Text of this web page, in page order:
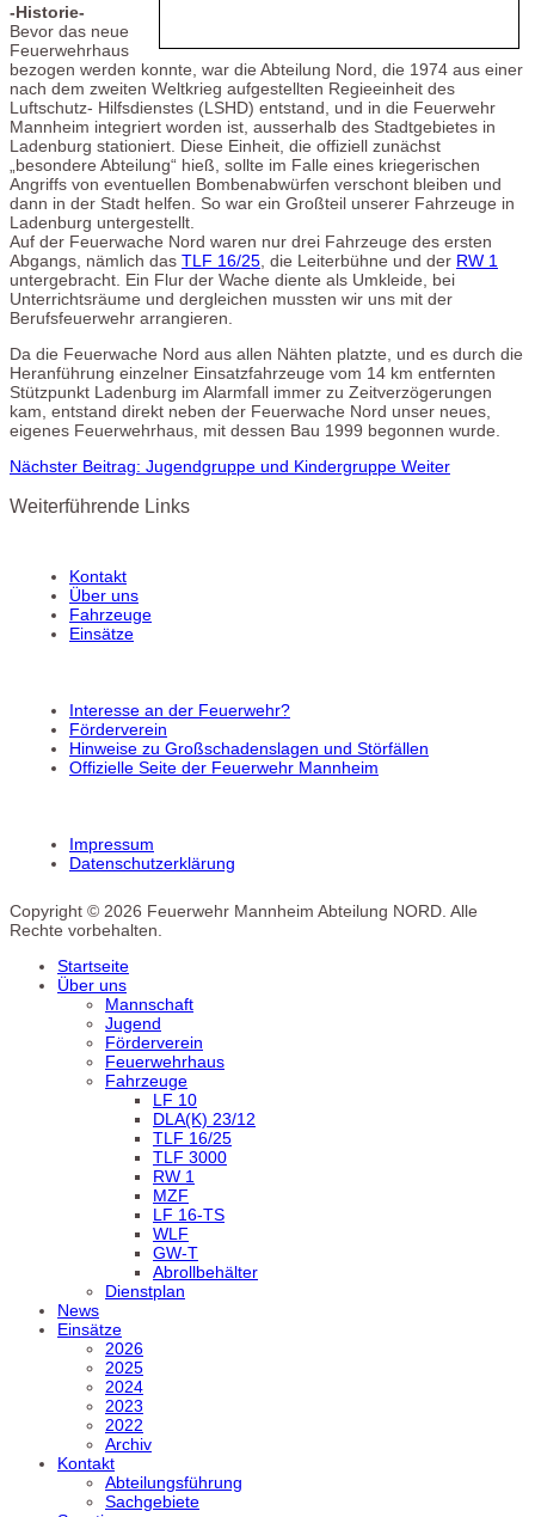
-Historie-
Bevor das neue
Feuerwehrhaus
bezogen werden konnte, war die Abteilung Nord, die 1974 aus einer
nach dem zweiten Weltkrieg aufgestellten Regieeinheit des
Luftschutz- Hilfsdienstes (LSHD) entstand, und in die Feuerwehr
Mannheim integriert worden ist, ausserhalb des Stadtgebietes in
Ladenburg stationiert. Diese Einheit, die offiziell zunächst
„besondere Abteilung“ hieß, sollte im Falle eines kriegerischen
Angriffs von eventuellen Bombenabwürfen verschont bleiben und
dann in der Stadt helfen. So war ein Großteil unserer Fahrzeuge in
Ladenburg untergestellt.
Auf der Feuerwache Nord waren nur drei Fahrzeuge des ersten
Abgangs, nämlich das TLF 16/25 , die Leiterbühne und der RW 1
untergebracht. Ein Flur der Wache diente als Umkleide, bei
Unterrichtsräume und dergleichen mussten wir uns mit der
Berufsfeuerwehr arrangieren.
Da die Feuerwache Nord aus allen Nähten platzte, und es durch die
Heranführung einzelner Einsatzfahrzeuge vom 14 km entfernten
Stützpunkt Ladenburg im Alarmfall immer zu Zeitverzögerungen
kam, entstand direkt neben der Feuerwache Nord unser neues,
eigenes Feuerwehrhaus, mit dessen Bau 1999 begonnen wurde.
Nächster Beitrag: Jugendgruppe und Kindergruppe Weiter
Weiterführende Links
Kontakt
Über uns
Fahrzeuge
Einsätze
Interesse an der Feuerwehr?
Förderverein
Hinweise zu Großschadenslagen und Störfällen
Offizielle Seite der Feuerwehr Mannheim
Impressum
Datenschutzerklärung
Copyright © 2026 Feuerwehr Mannheim Abteilung NORD. Alle
Rechte vorbehalten.
Startseite
Über uns
Mannschaft
Jugend
Förderverein
Feuerwehrhaus
Fahrzeuge
LF 10
DLA(K) 23/12
TLF 16/25
TLF 3000
RW 1
MZF
LF 16-TS
WLF
GW-T
Abrollbehälter
Dienstplan
News
Einsätze
2026
2025
2024
2023
2022
Archiv
Kontakt
Abteilungsführung
Sachgebiete